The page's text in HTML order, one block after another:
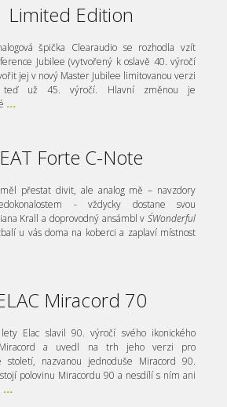
Limited Edition
špička Clearaudio se rozhodla vzít
Jubilee (vytvořený k oslavě 40. výročí
jej v nový Master Jubilee limitovanou verzi
už 45. výročí. Hlavní změnou je
...
EAT Forte C-Note
přestat divit, ale analog mě – navzdory
- vždycky dostane svou
Krall a doprovodný ansámbl v S´Wonderful
u vás doma na koberci a zaplaví místnost
Miracord 70
Elac slavil 90. výročí svého ikonického
Miracord a uvedl na trh jeho verzi pro
století, nazvanou jednoduše Miracord 90.
polovinu Miracordu 90 a nesdílí s ním ani
...